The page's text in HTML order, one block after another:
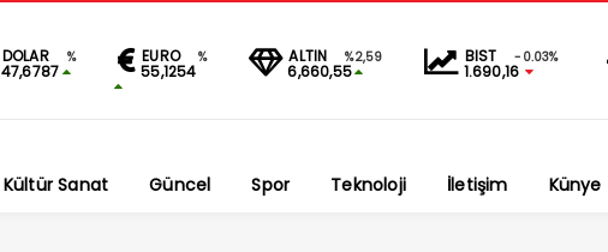
DOLAR %
47,6787
EURO %
55,1254
ALTIN %2,59
6,660,55
BIST -0.03%
1.690,16
Kültür Sanat Güncel Spor Teknoloji İletişim Künye